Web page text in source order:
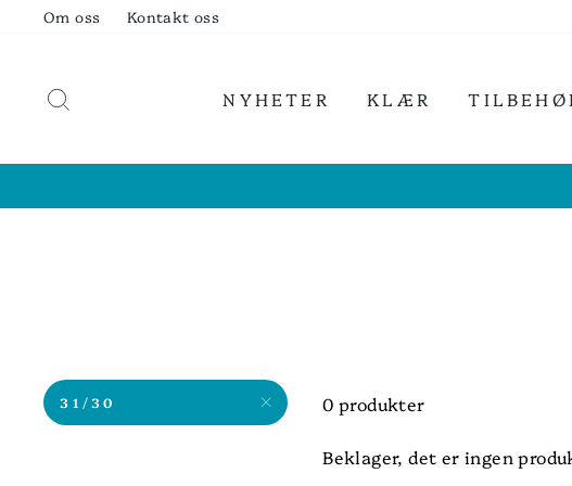
HoppOm oss Kontakt oss
NYHETER KLÆR
31/30 0 produkter
Beklager, det er ingen